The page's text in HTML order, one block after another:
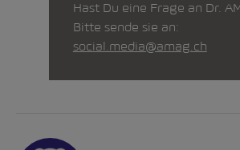
Hast Du eine Frage an Dr.
Bitte sende sie an:
social.media@amag.ch